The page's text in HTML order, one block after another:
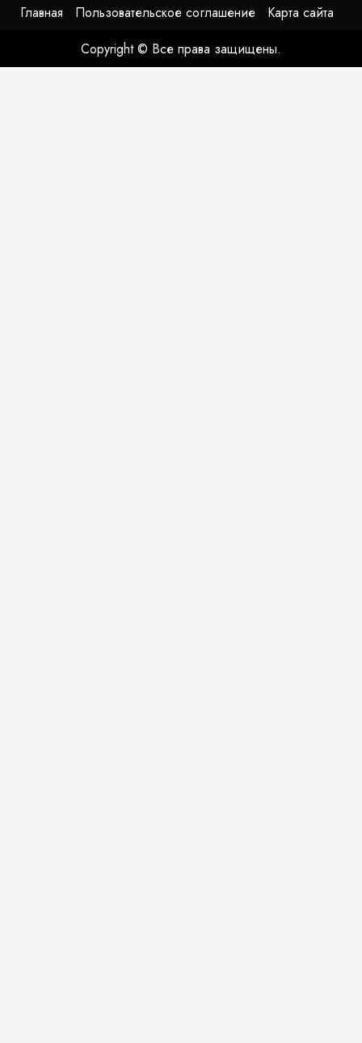
Главная Пользовательское соглашение
Карта сайта
Copyright © Все права защищены.